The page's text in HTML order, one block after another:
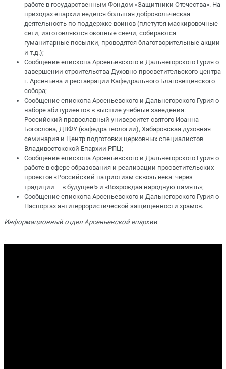
работе в государственным Фондом «Защитники Отечества». На
приходах епархии ведется большая добровольческая
деятельность по поддержке воинов (плетутся маскировочные
сети, изготовляются окопные свечи, собираются
гуманитарные посылки, проводятся благотворительные акции
и т.д.);
Сообщение епископа Арсеньевского и Дальнегорского Гурия о
завершении строительства Духовно-просветительского центра
г. Арсеньева и реставрации Кафедрального Благовещенского
собора;
Сообщение епископа Арсеньевского и Дальнегорского Гурия о
наборе абитуриентов в высшие учебные заведения:
Российский православный университет святого Иоанна
Богослова, ДВФУ (кафедра теологии), Хабаровская духовная
семинария и Центр подготовки церковных специалистов
Владивостокской Епархии РПЦ;
Сообщение епископа Арсеньевского и Дальнегорского Гурия о
работе в сфере образования и реализации просветительских
проектов «Российский патриотизм сквозь века: через
традиции – в будущее!» и «Возрождая народную память»;
Сообщение епископа Арсеньевского и Дальнегорского Гурия о
Паспортах антитеррористической защищенности храмов.
Информационный отдел Арсеньевской епархии
.